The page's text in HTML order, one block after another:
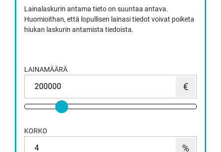
Lainalaskurin antama tieto on suuntaa antava.
Huomioithan, että lopullisen lainasi tiedot voivat poiketa
hiukan laskurin antamista tiedoista.
LAINAMÄÄRÄ
KORKO